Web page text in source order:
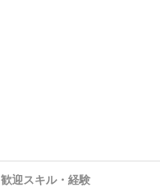
歓迎スキル・経験